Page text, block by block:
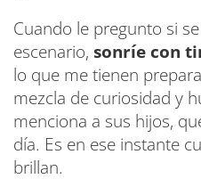
Cuando le pregunto si
escenario, sonríe con
lo que me tienen
mezcla de curiosidad y
menciona a sus hijos,
día. Es en ese instante
brillan.